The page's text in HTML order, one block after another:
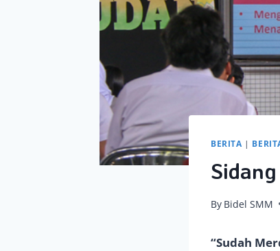
BERITA|
By Bidel SMM
“Sudah